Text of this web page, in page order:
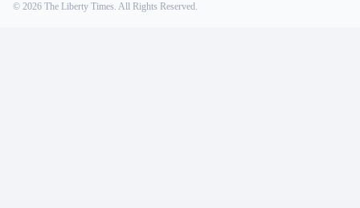
© 2026 The Liberty Times. All Rights Reserved.